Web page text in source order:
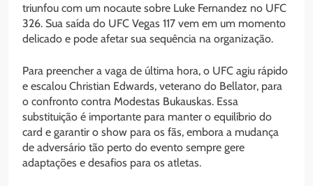
triunfou com um nocaute sobre Luke Fernandez no UFC
326. Sua saída do UFC Vegas 117 vem em um momento
delicado e pode afetar sua sequência na organização.
Para preencher a vaga de última hora, o UFC agiu rápido
e escalou Christian Edwards, veterano do Bellator, para
o confronto contra Modestas Bukauskas. Essa
substituição é importante para manter o equilíbrio do
card e garantir o show para os fãs, embora a mudança
de adversário tão perto do evento sempre gere
adaptações e desafios para os atletas.